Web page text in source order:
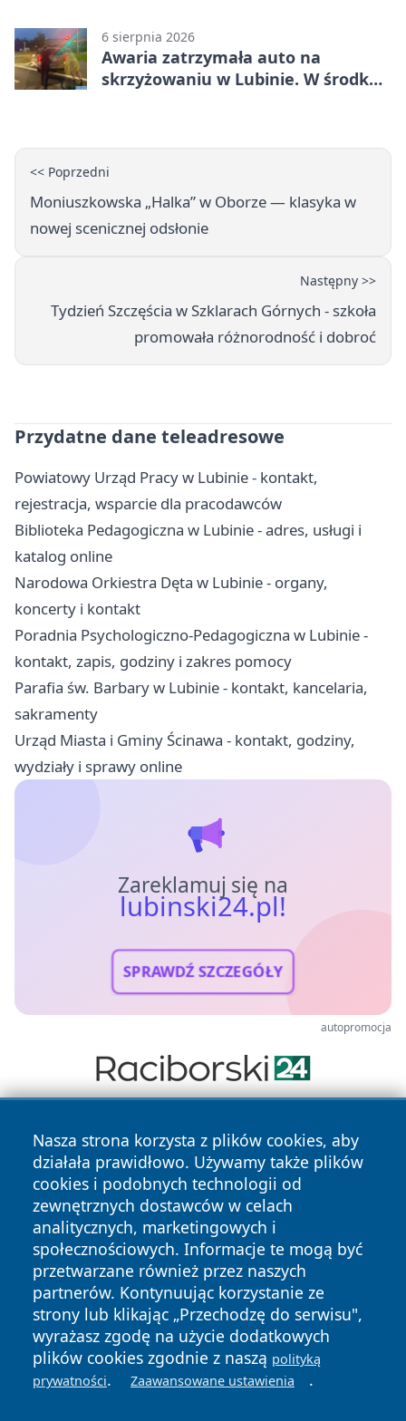
6 sierpnia 2026
Awaria zatrzymała auto na
skrzyżowaniu w Lubinie. W środku
<< Poprzedni
Moniuszkowska „Halka” w Oborze — klasyka w
nowej scenicznej odsłonie
Następny >>
Tydzień Szczęścia w Szklarach Górnych - szkoła
promowała różnorodność i dobroć
Przydatne dane teleadresowe
Powiatowy Urząd Pracy w Lubinie - kontakt,
rejestracja, wsparcie dla pracodawców
Biblioteka Pedagogiczna w Lubinie - adres, usługi i
katalog online
Narodowa Orkiestra Dęta w Lubinie - organy,
koncerty i kontakt
Poradnia Psychologiczno-Pedagogiczna w Lubinie -
kontakt, zapis, godziny i zakres pomocy
Parafia św. Barbary w Lubinie - kontakt, kancelaria,
sakramenty
Urząd Miasta i Gminy Ścinawa - kontakt, godziny,
wydziały i sprawy online
Zareklamuj się na
lubinski24.pl!
SPRAWDŹ SZCZEGÓŁY
autopromocja
Nasza strona korzysta z plików cookies, aby
działała prawidłowo. Używamy także plików
cookies i podobnych technologii od
zewnętrznych dostawców w celach
analitycznych, marketingowych i
społecznościowych. Informacje te mogą być
przetwarzane również przez naszych
partnerów. Kontynuując korzystanie ze
strony lub klikając „Przechodzę do serwisu",
wyrażasz zgodę na użycie dodatkowych
plików cookies zgodnie z naszą polityką
prywatności. Zaawansowane ustawienia .
Copyright © 2026 lubinski24.pl Wszystkie prawa zastrzeżone.
News Autorzy
Polityka
Prywatności
Polityka
Cookies